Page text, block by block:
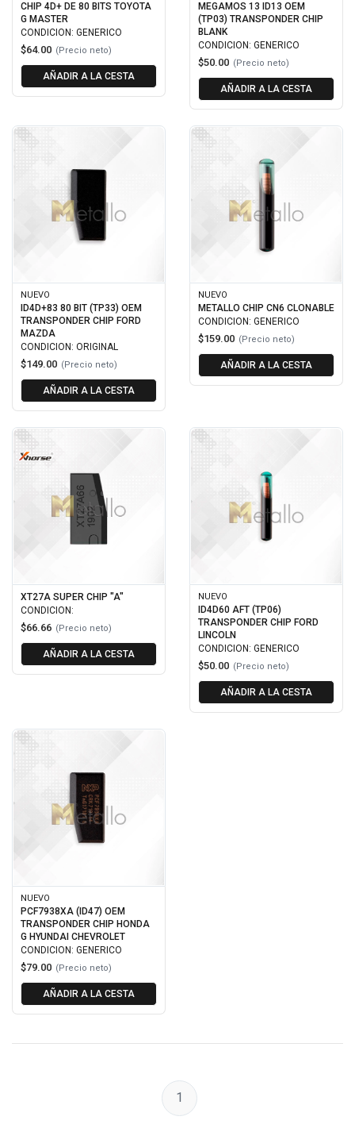
CHIP 4D+ DE 80 BITS TOYOTA
G MASTER
CONDICION: GENERICO
$64.00 (Precio neto)
AÑADIR A LA CESTA
MEGAMOS 13 ID13 OEM
(TP03) TRANSPONDER CHIP
BLANK
CONDICION: GENERICO
$50.00 (Precio neto)
AÑADIR A LA CESTA
NUEVO
ID4D+83 80 BIT (TP33) OEM
TRANSPONDER CHIP FORD
MAZDA
CONDICION: ORIGINAL
$149.00 (Precio neto)
AÑADIR A LA CESTA
NUEVO
METALLO CHIP CN6 CLONABLE
CONDICION: GENERICO
$159.00 (Precio neto)
AÑADIR A LA CESTA
XT27A SUPER CHIP "A"
CONDICION:
$66.66 (Precio neto)
AÑADIR A LA CESTA
NUEVO
ID4D60 AFT (TP06)
TRANSPONDER CHIP FORD
LINCOLN
CONDICION: GENERICO
$50.00 (Precio neto)
AÑADIR A LA CESTA
NUEVO
PCF7938XA (ID47) OEM
TRANSPONDER CHIP HONDA
G HYUNDAI CHEVROLET
CONDICION: GENERICO
$79.00 (Precio neto)
AÑADIR A LA CESTA
1